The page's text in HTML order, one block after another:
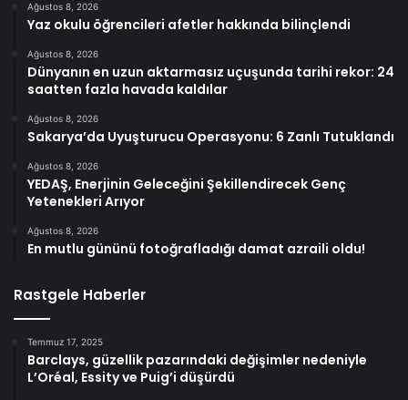
Ağustos 8, 2026
Yaz okulu öğrencileri afetler hakkında bilinçlendi
Ağustos 8, 2026
Dünyanın en uzun aktarmasız uçuşunda tarihi rekor: 24
saatten fazla havada kaldılar
Ağustos 8, 2026
Sakarya’da Uyuşturucu Operasyonu: 6 Zanlı Tutuklandı
Ağustos 8, 2026
YEDAŞ, Enerjinin Geleceğini Şekillendirecek Genç
Yetenekleri Arıyor
Ağustos 8, 2026
En mutlu gününü fotoğrafladığı damat azraili oldu!
Rastgele Haberler
Temmuz 17, 2025
Barclays, güzellik pazarındaki değişimler nedeniyle
L’Oréal, Essity ve Puig’i düşürdü